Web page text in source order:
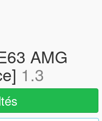
AMG
1.3